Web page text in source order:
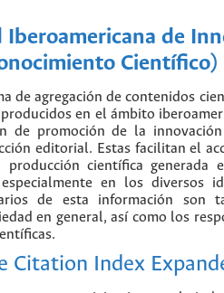
Iberoamericana de
Científico)
de agregación de contenidos
en el ámbito
de promoción de la
editorial. Estas facilitan el
científica generada
en los diversos
de esta información son
en general, así como los
Citation Index